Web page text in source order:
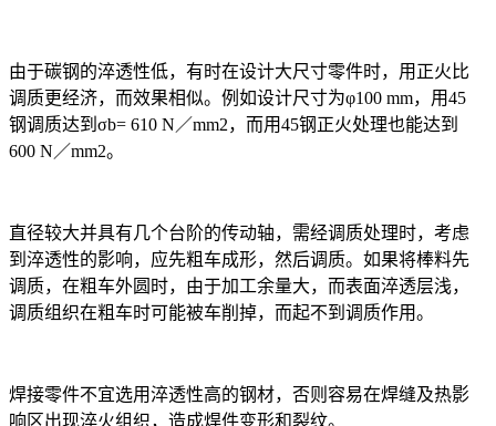
由于碳钢的淬透性低，有时在设计大尺寸零件时，用正火比
调质更经济，而效果相似。例如设计尺寸为φ100 mm，用45
钢调质达到σb= 610 N／mm2，而用45钢正火处理也能达到
600 N／mm2。
直径较大并具有几个台阶的传动轴，需经调质处理时，考虑
到淬透性的影响，应先粗车成形，然后调质。如果将棒料先
调质，在粗车外圆时，由于加工余量大，而表面淬透层浅，
调质组织在粗车时可能被车削掉，而起不到调质作用。
焊接零件不宜选用淬透性高的钢材，否则容易在焊缝及热影
响区出现淬火组织，造成焊件变形和裂纹。